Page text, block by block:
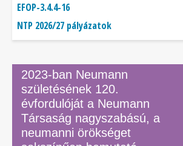
EFOP-3.4.4-16
NTP 2026/27 pályázatok
2023-ban Neumann
születésének 120.
évfordulóját a Neumann
Társaság nagyszabású, a
neumanni örökséget